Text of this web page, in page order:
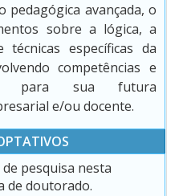
pedagógica avançada, o
sobre a lógica, a
técnicas específicas da
competências e
para sua futura
e/ou docente.
pesquisa nesta
de doutorado.